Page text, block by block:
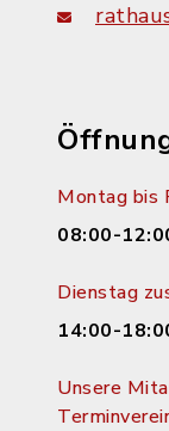
Montag bis
08:00-
Dienstag
14:00-
Unsere